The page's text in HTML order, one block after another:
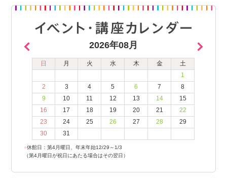
2026年08月
日 月 火 水 木 金
土
1
2
3 4 5 6 7
8
9
10 11 12 13 14
15
16
17 18 19 20 21
22
23
24 25 26 27 28
29
30
31
●休館日：第4月曜日、年末年始12/29～1/3
（第4月曜日が祝日にあたる場合はその翌日）